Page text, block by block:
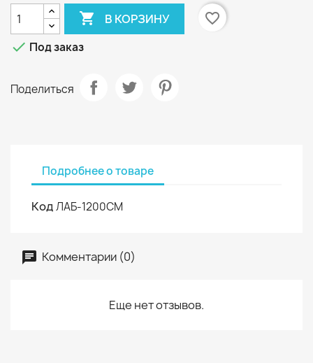
 В КОРЗИНУ
favorite_border
 Под заказ
Поделиться
Подробнее о товаре
КодЛАБ-1200СМ
Комментарии (0)
Еще нет отзывов.